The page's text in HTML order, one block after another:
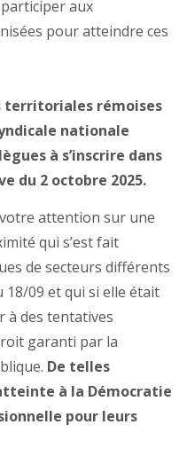
aux
pour atteindre ces
territoriales rémoises
nationale
à s’inscrire dans
du 2 octobre 2025.
attention sur une
qui s’est fait
de secteurs différents
18/09 et qui si elle était
à des tentatives
garanti par la
De telles
à la Démocratie
pour leurs